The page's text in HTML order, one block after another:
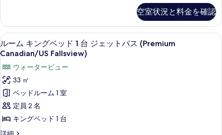
を
表
示
る
1
台
(Canadian
Fallsview)
の
す
べ
て
の
写
ン
グ
ベ
ッ
台
(Canadian
Fallsview)
の
細
空室状況と料金を確認
ル
ー
ム
キ
ン
グ
ベ
ッ
低刺激性寝具、セーフティボックス
5
ルーム キングベッド 1 台 ジェットバス (Premium
Canadian/US Fallsview)
ウォータービュー
33 ㎡
ベッドルーム 1 室
定員 2 名
キングベッド 1 台
ル